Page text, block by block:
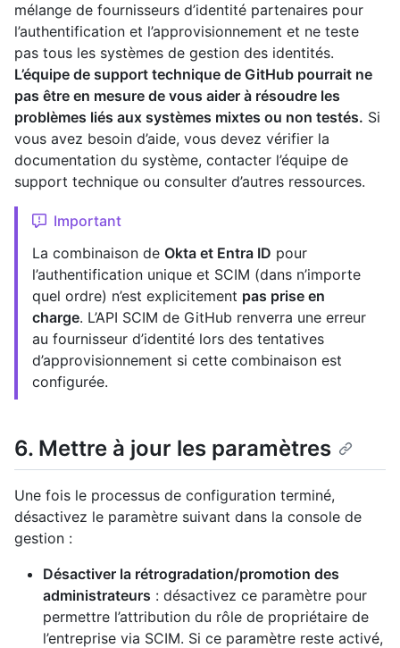
mélange de fournisseurs d’identité partenaires pour
l’authentification et l’approvisionnement et ne teste
pas tous les systèmes de gestion des identités.
L’équipe de support technique de GitHub pourrait ne
pas être en mesure de vous aider à résoudre les
problèmes liés aux systèmes mixtes ou non testés. Si
vous avez besoin d’aide, vous devez vérifier la
documentation du système, contacter l’équipe de
support technique ou consulter d’autres ressources.
Important
La combinaison de Okta et Entra ID pour
l’authentification unique et SCIM (dans n’importe
quel ordre) n’est explicitement pas prise en
charge. L’API SCIM de GitHub renverra une erreur
au fournisseur d’identité lors des tentatives
d’approvisionnement si cette combinaison est
configurée.
6. Mettre à jour les paramètres
Une fois le processus de configuration terminé,
désactivez le paramètre suivant dans la console de
gestion :
Désactiver la rétrogradation/promotion des
administrateurs : désactivez ce paramètre pour
permettre l’attribution du rôle de propriétaire de
l’entreprise via SCIM. Si ce paramètre reste activé,